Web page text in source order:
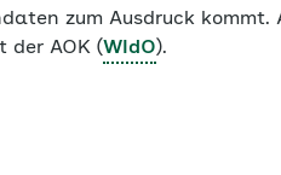
zum Ausdruck
der AOK (WIdO).